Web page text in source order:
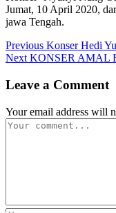
Jumat, 10 April 2020,
jawa Tengah.
Post
navigation
Previous Previous
post:
Konser Hedi
Next Next
KONSER AMAL
Leave a Comment
Your email address will